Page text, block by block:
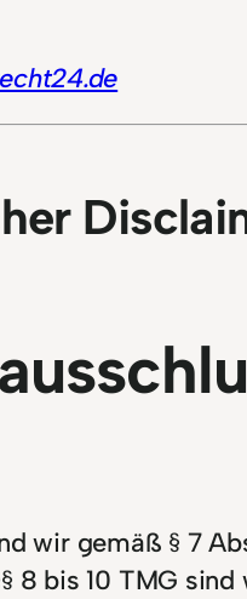
wir gemäß § 7
8 bis 10 TMG